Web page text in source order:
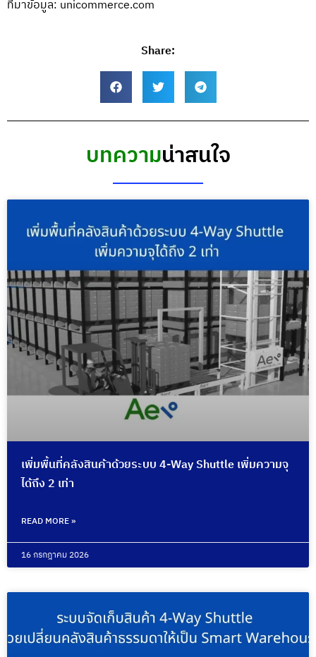
ที่มาข้อมูล: unicommerce.com
Share:
บทความน่าสนใจ
เพิ่มพื้นที่คลังสินค้าด้วยระบบ 4-Way Shuttle เพิ่มความจุ
ได้ถึง 2 เท่า
READ MORE »
16 กรกฎาคม 2026